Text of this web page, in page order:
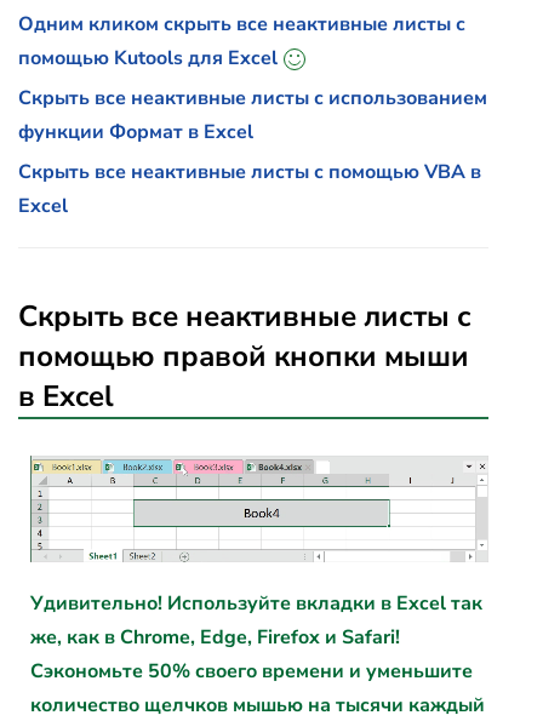
Одним кликом скрыть все неактивные листы с
помощью Kutools для Excel
Скрыть все неактивные листы с использованием
функции Формат в Excel
Скрыть все неактивные листы с помощью VBA в
Excel
Скрыть все неактивные листы с
помощью правой кнопки мыши
в Excel
Удивительно! Используйте вкладки в Excel так
же, как в Chrome, Edge, Firefox и Safari!
Сэкономьте 50% своего времени и уменьшите
количество щелчков мышью на тысячи каждый